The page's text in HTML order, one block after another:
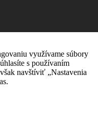
využívame súbory
s používaním
navštíviť „Nastavenia